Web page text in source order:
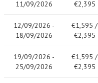
11/09/2026
€2,395
12/09/2026 -
18/09/2026
€1,595 /
€2,395
19/09/2026 -
25/09/2026
€1,595 /
€2,395